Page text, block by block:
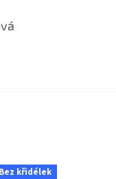
Bez křidélek
z 5 hvězdiček.